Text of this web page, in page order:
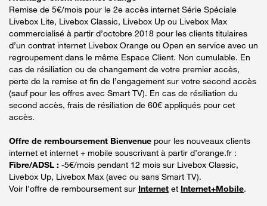
Remise de 5€/mois pour le 2e accès internet Série Spéciale
Livebox Lite, Livebox Classic, Livebox Up ou Livebox Max
commercialisé à partir d’octobre 2018 pour les clients titulaires
d’un contrat internet Livebox Orange ou Open en service avec un
regroupement dans le même Espace Client. Non cumulable. En
cas de résiliation ou de changement de votre premier accès,
perte de la remise et fin de l’engagement sur votre second accès
(sauf pour les offres avec Smart TV). En cas de résiliation du
second accès, frais de résiliation de 60€ appliqués pour cet
accès.
Offre de remboursement Bienvenue pour les nouveaux clients
internet et internet + mobile souscrivant à partir d’orange.fr :
Fibre/ADSL : -5€/mois pendant 12 mois sur Livebox Classic,
Livebox Up, Livebox Max (avec ou sans Smart TV).
Voir l'offre de remboursement sur Internet et Internet+Mobile.